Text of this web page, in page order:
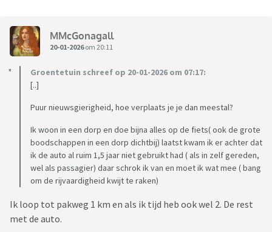
MMcGonagall
20-01-2026om 20:11
Groentetuin schreef op 20-01-2026 om 07:17:
[..]
Puur nieuwsgierigheid, hoe verplaats je je dan meestal?
Ik woon in een dorp en doe bijna alles op de fiets( ook de grote
boodschappen in een dorp dichtbij) laatst kwam ik er achter dat
ik de auto al ruim 1,5 jaar niet gebruikt had ( als in zelf gereden,
wel als passagier) daar schrok ik van en moet ik wat mee ( bang
om de rijvaardigheid kwijt te raken)
Ik loop tot pakweg 1 km en als ik tijd heb ook wel 2. De rest
met de auto.